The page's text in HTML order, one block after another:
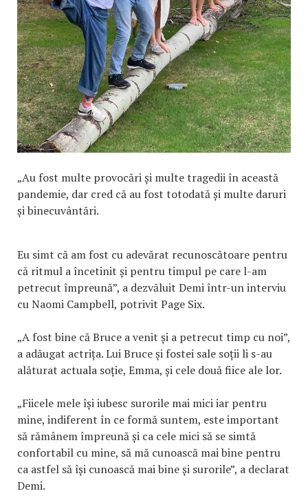
„Au fost multe provocări și multe tragedii în această
pandemie, dar cred că au fost totodată și multe daruri
și binecuvântări.
Eu simt că am fost cu adevărat recunoscătoare pentru
că ritmul a încetinit și pentru timpul pe care l-am
petrecut împreună”, a dezvăluit Demi într-un interviu
cu Naomi Campbell, potrivit Page Six.
„A fost bine că Bruce a venit și a petrecut timp cu noi”,
a adăugat actrița. Lui Bruce și fostei sale soții li s-au
alăturat actuala soție, Emma, și cele două fiice ale lor.
„Fiicele mele își iubesc surorile mai mici iar pentru
mine, indiferent în ce formă suntem, este important
să rămânem împreună și ca cele mici să se simtă
confortabil cu mine, să mă cunoască mai bine pentru
ca astfel să își cunoască mai bine și surorile”, a declarat
Demi.